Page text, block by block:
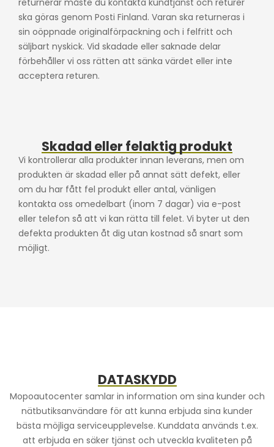
ska göras genom Posti Finland. Varan ska returneras i
sin oöppnade originalförpackning och i felfritt och
säljbart nyskick. Vid skadade eller saknade delar
förbehåller vi oss rätten att sänka värdet eller inte
acceptera returen.
Skadad eller felaktig produkt
Vi kontrollerar alla produkter innan leverans, men om
produkten är skadad eller på annat sätt defekt, eller
om du har fått fel produkt eller antal, vänligen
kontakta oss omedelbart (inom 7 dagar) via e-post
eller telefon så att vi kan rätta till felet. Vi byter ut den
defekta produkten åt dig utan kostnad så snart som
möjligt.
DATASKYDD
Mopoautocenter samlar in information om sina kunder och
nätbutiksanvändare för att kunna erbjuda sina kunder
bästa möjliga serviceupplevelse. Kunddata används t.ex.
att erbjuda en säker tjänst och utveckla kvaliteten på